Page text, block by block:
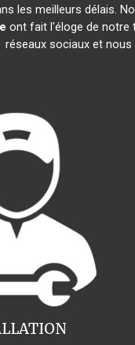
les meilleurs
ont fait l'éloge de notre
réseaux sociaux et